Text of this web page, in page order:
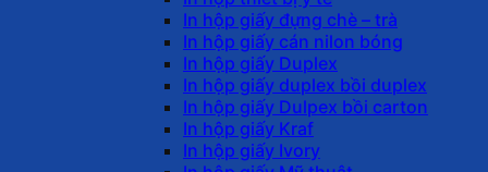
In hộp giấy đựng chè – trà
In hộp giấy cán nilon bóng
In hộp giấy Duplex
In hộp giấy duplex bồi duplex
In hộp giấy Dulpex bồi carton
In hộp giấy Kraf
In hộp giấy Ivory